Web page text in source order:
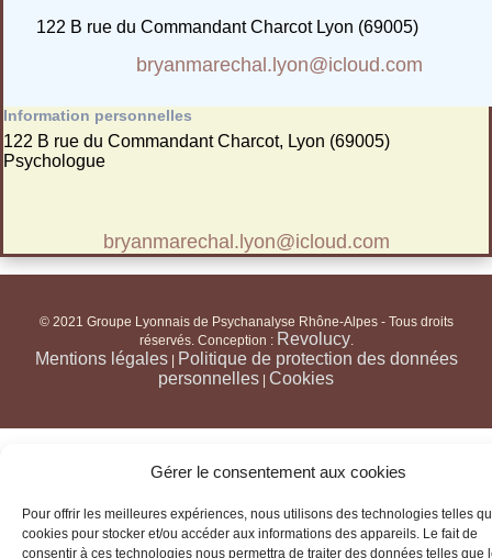
Gérer le consentement aux cookies
Pour offrir les meilleures expériences, nous utilisons des technologies telles
cookies pour stocker et/ou accéder aux informations des appareils. Le fait de
consentir à ces technologies nous permettra de traiter des données telles que
122 B rue du Commandant Charcot Lyon (69005)
bryanmarechal.lyon@icloud.com
Information personnelles
122 B rue du Commandant Charcot, Lyon (69005)
Psychologue
bryanmarechal.lyon@icloud.com
© 2021 Groupe Lyonnais de Psychanalyse Rhône-Alpes - Tous droits
réservés. Conception : Revolucy.
Mentions légales| Politique de protection des données
personnelles | Cookies